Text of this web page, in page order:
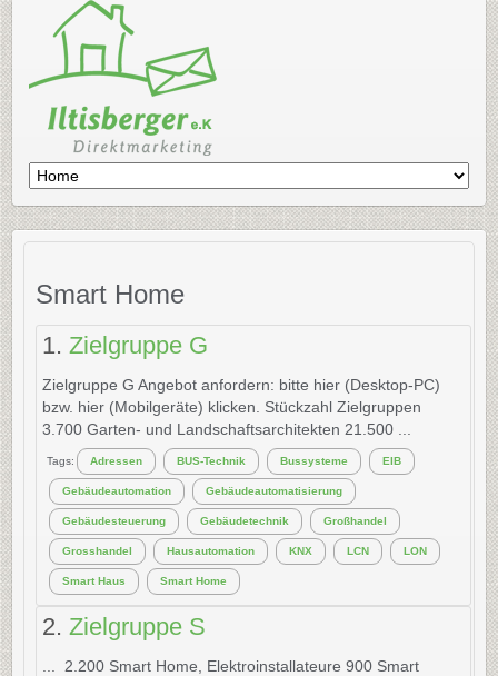
Smart Home
1. Zielgruppe G
Zielgruppe G Angebot anfordern: bitte hier (Desktop-PC)
bzw. hier (Mobilgeräte) klicken. Stückzahl Zielgruppen
3.700 Garten- und Landschaftsarchitekten 21.500 ...
Tags: Adressen BUS-Technik Bussysteme EIB
Gebäudeautomation Gebäudeautomatisierung
Gebäudesteuerung Gebäudetechnik Großhandel
Grosshandel Hausautomation KNX LCN LON
Smart Haus Smart Home
2. Zielgruppe S
... 2.200 Smart Home , Elektroinstallateure 900 Smart